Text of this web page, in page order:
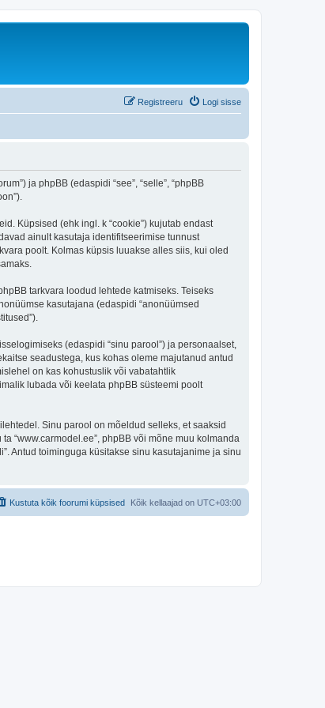
Logi sisse
Registreeru
ja phpBB (edaspidi “see”, “selle”, “phpBB
Küpsised (ehk ingl. k “cookie”) kujutab endast
ainult kasutaja identifitseerimise tunnust
poolt. Kolmas küpsis luuakse alles siis, kui oled
tarkvara loodud lehtede katmiseks. Teiseks
kasutajana (edaspidi “anonüümsed
(edaspidi “sinu parool”) ja personaalset,
seadustega, kus kohas oleme majutanud antud
on kas kohustuslik või vabatahtlik
lubada või keelata phpBB süsteemi poolt
Sinu parool on mõeldud selleks, et saaksid
“www.carmodel.ee”, phpBB või mõne muu kolmanda
Antud toiminguga küsitakse sinu kasutajanime ja sinu
Kõik kellaajad on UTC+03:00
Kustuta kõik foorumi küpsised